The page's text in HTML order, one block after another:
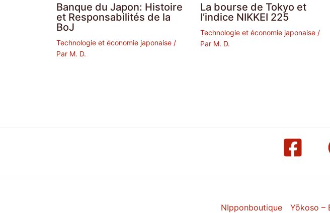
Banque du Japon: Histoire
et Responsabilités de la
BoJ
Technologie et économie japonaise /
Par M. D.
La bourse de Tokyo et
l’indice NIKKEI 225
Technologie et économie japonaise /
Par M. D.
NIpponboutique Yōkoso –